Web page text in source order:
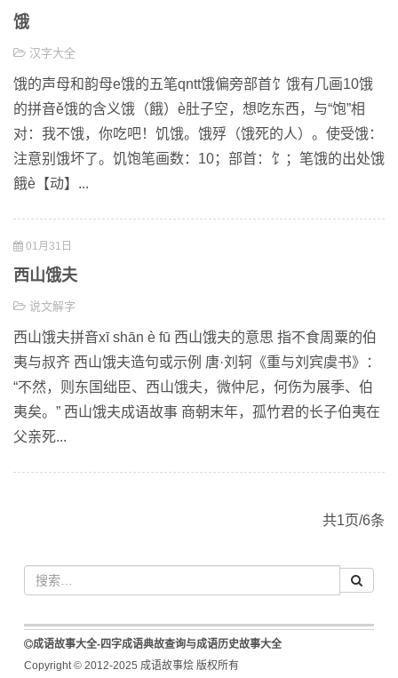
饿
汉字大全
饿的声母和韵母e饿的五笔qntt饿偏旁部首饣饿有几画10饿
的拼音ě饿的含义饿（餓）è肚子空，想吃东西，与“饱”相
对：我不饿，你吃吧！饥饿。饿殍（饿死的人）。使受饿：
注意别饿坏了。饥饱笔画数：10；部首：饣；笔饿的出处饿
餓è【动】...
01月31日
西山饿夫
说文解字
西山饿夫拼音xī shān è fū 西山饿夫的意思 指不食周粟的伯
夷与叔齐 西山饿夫造句或示例 唐·刘轲《重与刘宾虞书》：
“不然，则东国绌臣、西山饿夫，微仲尼，何伤为展季、伯
夷矣。” 西山饿夫成语故事 商朝末年，孤竹君的长子伯夷在
父亲死...
共1页/6条
成语故事大全-四字成语典故查询与成语历史故事大全
Copyright © 2012-2025 成语故事烩 版权所有